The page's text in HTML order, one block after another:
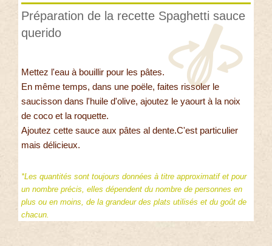
Préparation de la recette Spaghetti sauce
querido
Mettez l'eau à bouillir pour les pâtes.
En même temps, dans une poële, faites rissoler le
saucisson dans l'huile d'olive, ajoutez le yaourt à la noix
de coco et la roquette.
Ajoutez cette sauce aux pâtes al dente.C'est particulier
mais délicieux.
*Les quantités sont toujours données à titre approximatif et pour
un nombre précis, elles dépendent du nombre de personnes en
plus ou en moins, de la grandeur des plats utilisés et du goût de
chacun.